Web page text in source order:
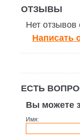
ОТЗЫВЫ
Нет отзывов
Написать
ЕСТЬ
Вы можете
Имя: